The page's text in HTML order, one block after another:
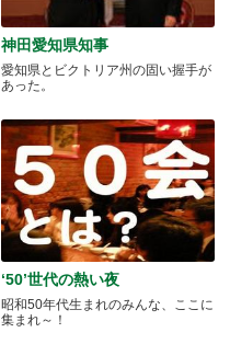
神田愛知県知事
愛知県とビクトリア州の固い握手が
あった。
‘50’世代の熱い夜
昭和50年代生まれのみんな、ここに
集まれ～！